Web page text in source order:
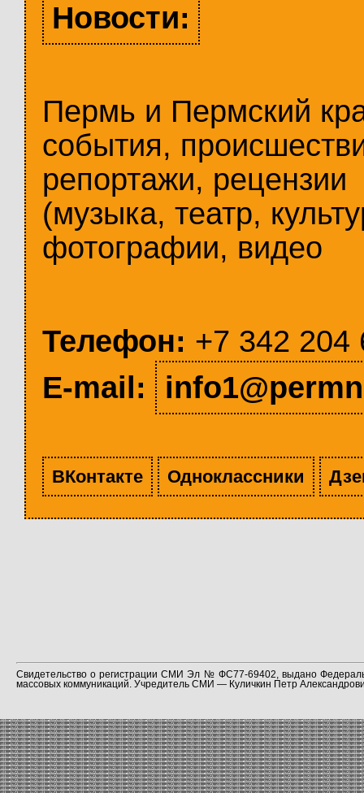
Новости:
Пермь и Пермский
события,
репортажи, рецензии
(музыка, театр,
фотографии, видео
Телефон: +7 342 204
E-mail:
ВКонтакте Одноклассники
Свидетельство о регистрации СМИ Эл № ФС77-69402, выдано
массовых коммуникаций. Учредитель СМИ — Куличкин Петр